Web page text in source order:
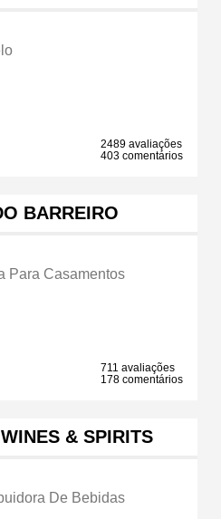
2489 avaliações
403 comentários
BARREIRO
Para Casamentos
711 avaliações
178 comentários
& SPIRITS
De Bebidas